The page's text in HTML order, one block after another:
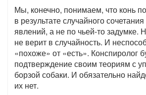
Мы, конечно, понимаем, что конь
в результате случайного
явлений, а не по чьей-то задумке.
не верит в случайность. И
«похоже» от «есть». Конспиролог
подтверждение своим теориям с
борзой собаки. И обязательно
их нет.